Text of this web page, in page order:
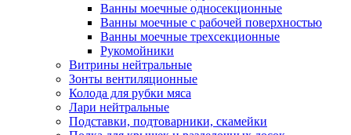
Ванны моечные односекционные
Ванны моечные с рабочей поверхностью
Ванны моечные трехсекционные
Рукомойники
Витрины нейтральные
Зонты вентиляционные
Колода для рубки мяса
Лари нейтральные
Подставки, подтоварники, скамейки